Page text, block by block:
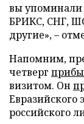
вы упоминали
БРИКС, СНГ,
другие», –
Напомним,
четверг
визитом. Он
Евразийского
российского